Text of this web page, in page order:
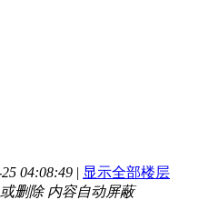
04:08:49 | 显示全部楼层
删除 内容自动屏蔽